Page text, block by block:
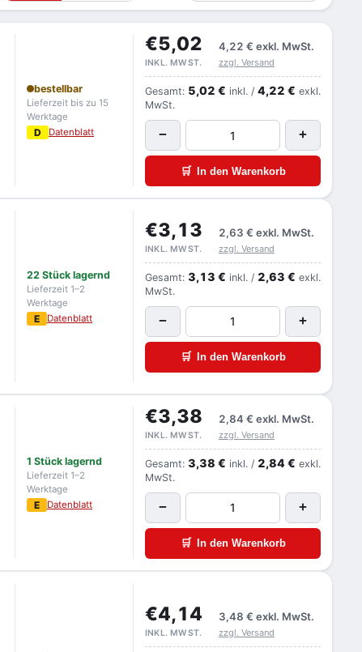
bestellbar
Lieferzeit bis zu 15
Werktage
D Datenblatt
€5,02 4,22 € exkl. MwSt.
INKL. MWST. zzgl. Versand
Gesamt: 5,02 € inkl. / 4,22 € exkl.
MwSt.
− +
🛒 In den Warenkorb
22 Stück lagernd
Lieferzeit 1–2
Werktage
E Datenblatt
€3,13 2,63 € exkl. MwSt.
INKL. MWST. zzgl. Versand
Gesamt: 3,13 € inkl. / 2,63 € exkl.
MwSt.
− +
🛒 In den Warenkorb
1 Stück lagernd
Lieferzeit 1–2
Werktage
E Datenblatt
€3,38 2,84 € exkl. MwSt.
INKL. MWST. zzgl. Versand
Gesamt: 3,38 € inkl. / 2,84 € exkl.
MwSt.
− +
🛒 In den Warenkorb
€4,14 3,48 € exkl. MwSt.
INKL. MWST. zzgl. Versand